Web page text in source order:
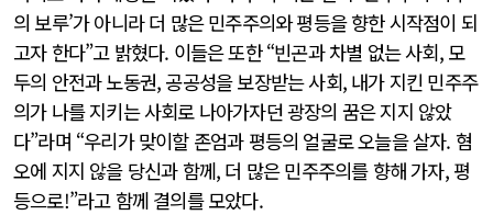
의 보루’가 아니라 더 많은 민주주의와 평등을 향한 시작점이 되
고자 한다”고 밝혔다. 이들은 또한 “빈곤과 차별 없는 사회, 모
두의 안전과 노동권, 공공성을 보장받는 사회, 내가 지킨 민주주
의가 나를 지키는 사회로 나아가자던 광장의 꿈은 지지 않았
다”라며 “우리가 맞이할 존엄과 평등의 얼굴로 오늘을 살자. 혐
오에 지지 않을 당신과 함께, 더 많은 민주주의를 향해 가자, 평
등으로!”라고 함께 결의를 모았다.